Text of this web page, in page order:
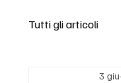
Tutti gli articoli
3 giu